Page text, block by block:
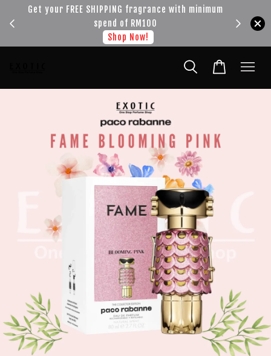
Get your FREE SHIPPING fragrance with minimum
spend of RM100
Shop Now!